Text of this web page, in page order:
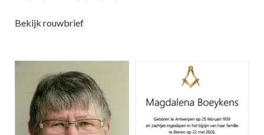
Bekijk rouwbrief